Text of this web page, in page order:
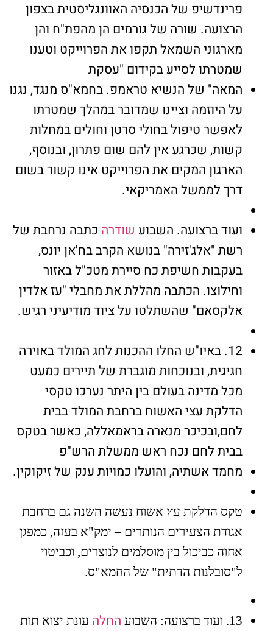
פרינדשיפ של הכנסיה האוונגליסטית בצפון
הרצועה. שורה של גורמים הן מהפת"ח והן
מארגוני השמאל תקפו את הפרוייקט וטענו
שמטרתו לסייע בקידום "עסקת
המאה" של הנשיא טראמפ. בחמא"ס מנגד, נגנו
על היוזמה וציינו שמדובר במהלך שמטרתו
לאפשר טיפול בחולי סרטן וחולים במחלות
קשות, שכרגע אין להם שום פתרון, ובנוסף,
הארגון המקים את הפרוייקט אינו קשור בשום
דרך לממשל האמריקאי.
ועוד ברצועה. השבוע שודרה כתבה נרחבת של
רשת "אלג'זירה" בנושא הקרב בח'אן יונס,
בעקבות חשיפת כח סיירת מטכ"ל באזור
וחילוצו. הכתבה מהללת את מחבלי "עז אלדין
אלקסאם" שהשתלטו על ציוד מודיעיני רגיש.
12. באיו"ש החלו ההכנות לחג המולד באוירה
חגיגית, ובנוכחות מוגברת של תיירים כמעט
מכל מדינה בעולם בין היתר נערכו טקסי
הדלקת עצי האשוח ברחבת המולד בבית
לחם,ובכיכר מנארה בראמאללה, כאשר בטקס
בבית לחם נכח ראש ממשלת הרש"פ
מחמד אשתיה, והועלו כמויות ענק של זיקוקין.
טקס הדלקת עץ אשוח נעשה השנה גם ברחבת
אגודת הצעירים הנותרים – ימק"א בעזה, כמפגן
אחוה כביכול בין מוסלמים לנוצרים, וכביטוי
ל"סובלנות הדתית" של החמא"ס.
13. ועוד ברצועה: השבוע החלה עונת יצוא תות